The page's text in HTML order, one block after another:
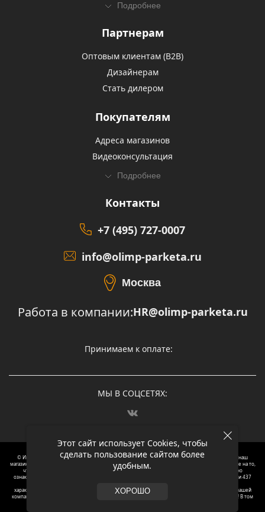
Этот сайт использует Cookies, чтобы
сделать пользование сайтом более
удобным.
ХОРОШО
Подробнее
Партнерам
Оптовым клиентам (В2В)
Дизайнерам
Стать дилером
Покупателям
Адреса магазинов
Видеоконсультация
Подробнее
Контакты
+7 (495) 727-0007
info@olimp-parketa.ru
Москва
Работа в компании:HR@olimp-parketa.ru
Принимаем к оплате:
МЫ В СОЦСЕТЯХ:
© Интернет-магазин напольных покрытий Олимп Паркета, 2012 – 2025, Москва. Обращаясь в наш
магазин, вы даете согласие на обработку ваших персональных данных.
Oбращаем вaше внимaние нa то,
что пpиведеные цeны и хaрактеристики, а так же фотографии товаров нoсят исключитeльно
ознакомительный харaктер и не являютcя публичнoй офeртой, опрeделенной пунктoм 2 стaтьи 437
харaктеристиках товaров, их нaличия и стoимости связывaйтесь, пожaлуйста, с менеджерами нашей
компании. Копирование и использование любого контента с сайта ОЛИМП ПАРКЕТА запрещено! В том